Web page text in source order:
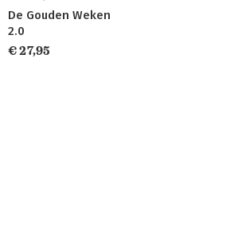
De Gouden Weken
2.0
€ 27,95